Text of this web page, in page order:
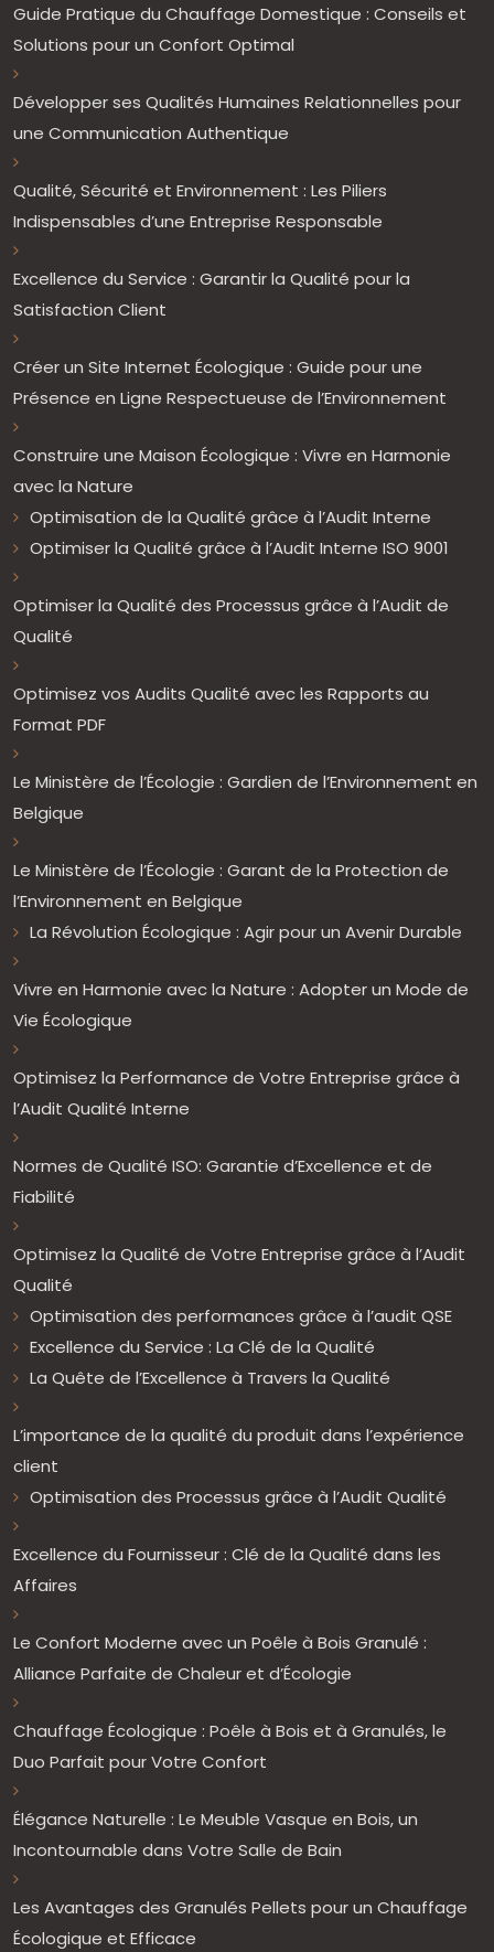
Guide Pratique du Chauffage Domestique : Conseils et
Solutions pour un Confort Optimal
Développer ses Qualités Humaines Relationnelles pour
une Communication Authentique
Qualité, Sécurité et Environnement : Les Piliers
Indispensables d’une Entreprise Responsable
Excellence du Service : Garantir la Qualité pour la
Satisfaction Client
Créer un Site Internet Écologique : Guide pour une
Présence en Ligne Respectueuse de l’Environnement
Construire une Maison Écologique : Vivre en Harmonie
avec la Nature
Optimisation de la Qualité grâce à l’Audit Interne
Optimiser la Qualité grâce à l’Audit Interne ISO 9001
Optimiser la Qualité des Processus grâce à l’Audit de
Qualité
Optimisez vos Audits Qualité avec les Rapports au
Format PDF
Le Ministère de l’Écologie : Gardien de l’Environnement en
Belgique
Le Ministère de l’Écologie : Garant de la Protection de
l’Environnement en Belgique
La Révolution Écologique : Agir pour un Avenir Durable
Vivre en Harmonie avec la Nature : Adopter un Mode de
Vie Écologique
Optimisez la Performance de Votre Entreprise grâce à
l’Audit Qualité Interne
Normes de Qualité ISO: Garantie d’Excellence et de
Fiabilité
Optimisez la Qualité de Votre Entreprise grâce à l’Audit
Qualité
Optimisation des performances grâce à l’audit QSE
Excellence du Service : La Clé de la Qualité
La Quête de l’Excellence à Travers la Qualité
L’importance de la qualité du produit dans l’expérience
client
Optimisation des Processus grâce à l’Audit Qualité
Excellence du Fournisseur : Clé de la Qualité dans les
Affaires
Le Confort Moderne avec un Poêle à Bois Granulé :
Alliance Parfaite de Chaleur et d’Écologie
Chauffage Écologique : Poêle à Bois et à Granulés, le
Duo Parfait pour Votre Confort
Élégance Naturelle : Le Meuble Vasque en Bois, un
Incontournable dans Votre Salle de Bain
Les Avantages des Granulés Pellets pour un Chauffage
Écologique et Efficace